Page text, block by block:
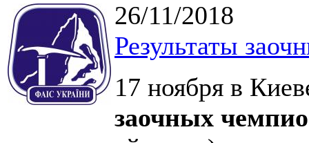
26/11/2018
Результаты
17 ноября в
заочных